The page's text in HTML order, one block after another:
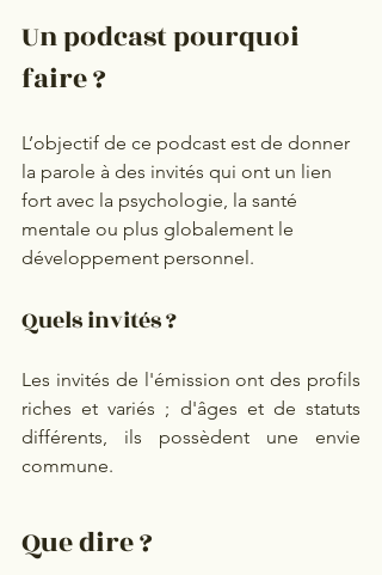
Un podcast pourquoi
faire ?
L’objectif de ce podcast est de donner
la parole à des invités qui ont un lien
fort avec la psychologie, la santé
mentale ou plus globalement le
développement personnel.
Quels invités ?
Les invités de l'émission ont des profils
riches et variés ; d'âges et de statuts
différents, ils possèdent une envie
commune.
Que dire ?